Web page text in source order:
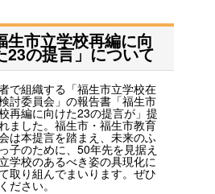
生市立学校再編に向
23の提言」について
で組織する「福生市立学校在
討委員会」の報告書「福生市
再編に向けた23の提言が」提
ました。福生市・福生市教育
は本提言を踏まえ、未来のふ
子のために、50年先を見据え
学校のあるべき姿の具現化に
取り組んでまいります。ぜひ
ださい。